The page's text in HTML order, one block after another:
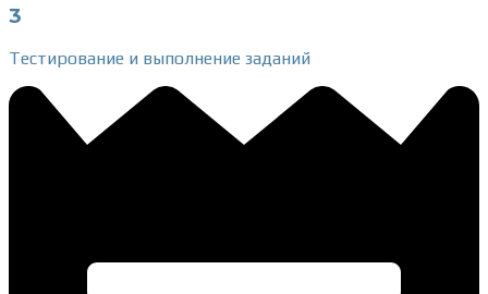
3
Тестирование и выполнение заданий